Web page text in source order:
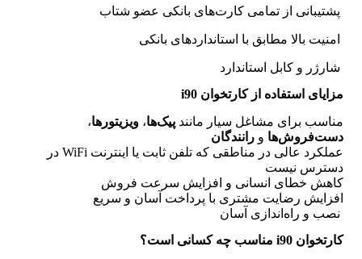
پشتیبانی از تمامی کارت‌های بانکی عضو شتاب
امنیت بالا مطابق با استانداردهای بانکی
شارژر و کابل استاندارد
مزایای استفاده از کارتخوان i90
مناسب برای مشاغل سیار مانند پیک‌ها، ویزیتورها،
دست‌فروش‌ها و رانندگان
عملکرد عالی در مناطقی که تلفن ثابت یا اینترنت WiFi در
دسترس نیست
کاهش خطای انسانی و افزایش سرعت فروش
افزایش رضایت مشتری با پرداخت آسان و سریع
نصب و راه‌اندازی آسان
کارتخوان i90 مناسب چه کسانی است؟